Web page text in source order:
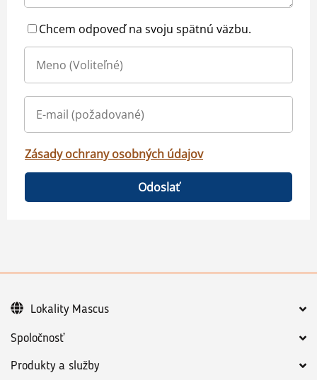
Chcem odpoveď na svoju spätnú väzbu.
Zásady ochrany osobných údajov
Odoslať
Spoločnosť
Produkty a služby
Lokality Mascus